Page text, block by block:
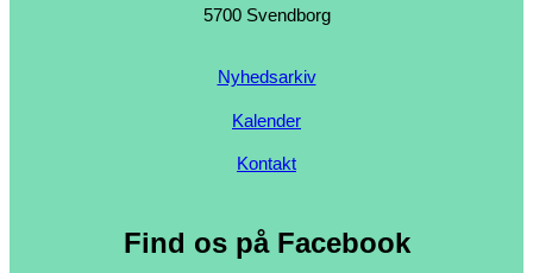
5700 Svendborg
Nyhedsarkiv
Kalender
Kontakt
Find os på Facebook